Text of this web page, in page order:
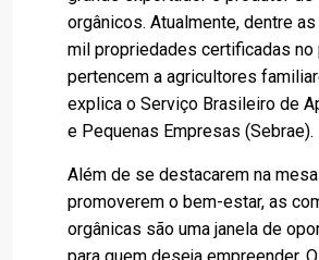
orgânicos. Atualmente, dentre
mil propriedades certificadas no
pertencem a agricultores
explica o Serviço Brasileiro de
e Pequenas Empresas (Sebrae).
Além de se destacarem na
promoverem o bem-estar, as
orgânicas são uma janela de